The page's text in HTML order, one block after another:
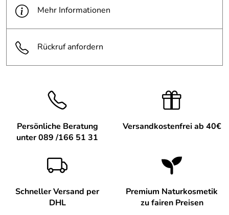
Mehr Informationen
Rückruf anfordern
Persönliche Beratung
unter 089 /166 51 31
Versandkostenfrei ab 40€
Schneller Versand per
DHL
Premium Naturkosmetik
zu fairen Preisen